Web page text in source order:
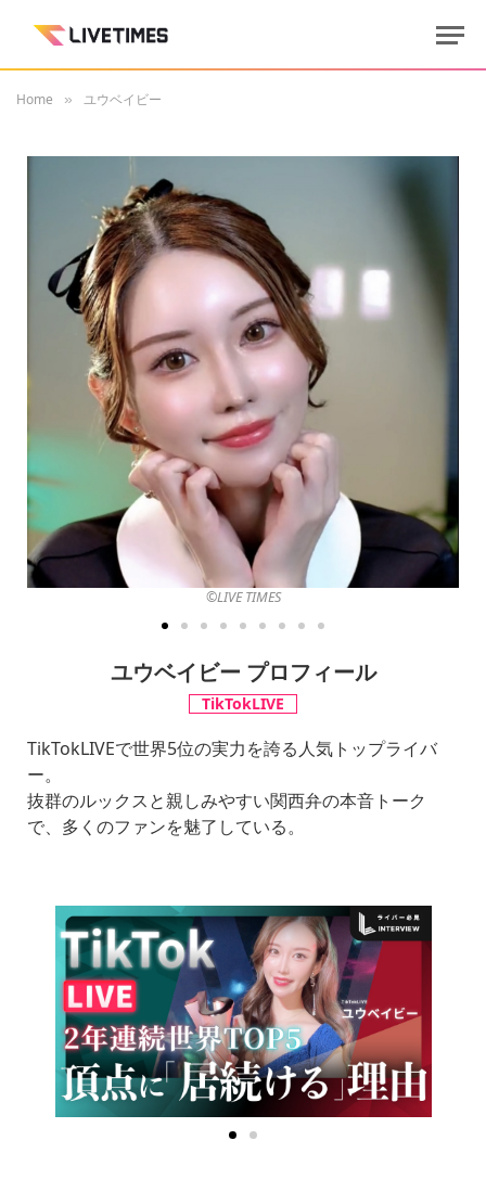
Home » ユウベイビー
©︎LIVE TIMES
ユウベイビー プロフィール
TikTokLIVE
TikTokLIVEで世界5位の実力を誇る人気トップライバ
ー。
抜群のルックスと親しみやすい関西弁の本音トーク
で、多くのファンを魅了している。